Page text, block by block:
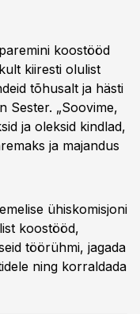
koostööd
kiiresti olulist
tõhusalt ja hästi
Sester. „Soovime,
ja oleksid kindlad,
ja majandus
ühiskomisjoni
koostööd,
töörühmi, jagada
ning korraldada